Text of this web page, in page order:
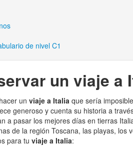
de nivel C1
un viaje a
un viaje a Italia que sería
generoso y cuenta su historia a
a pasar los mejores días en tierras
de la región Toscana, las playas,
para tu viaje a Italia: